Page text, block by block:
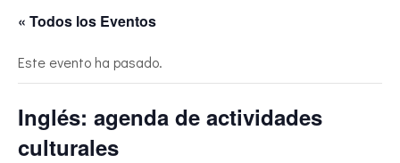
« Todos los Eventos
Este evento ha pasado.
Inglés: agenda de actividades
culturales